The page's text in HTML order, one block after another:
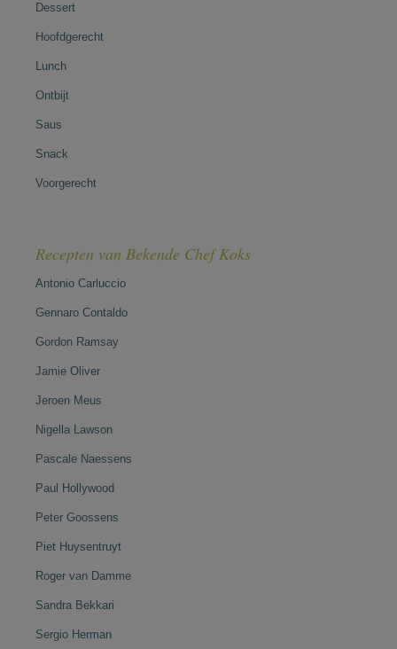
Dessert
Hoofdgerecht
Lunch
Ontbijt
Saus
Snack
Voorgerecht
Recepten van Bekende Chef Koks
Antonio Carluccio
Gennaro Contaldo
Gordon Ramsay
Jamie Oliver
Jeroen Meus
Nigella Lawson
Pascale Naessens
Paul Hollywood
Peter Goossens
Piet Huysentruyt
Roger van Damme
Sandra Bekkari
Sergio Herman